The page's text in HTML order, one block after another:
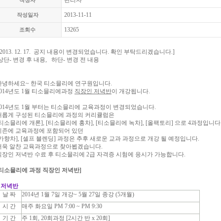
작성일자 2013-11-11
조회수 13265
12. 17. 공지 내용이 변경되었습니다. 확인 부탁드리겠습니다.]
단- 변경 후 내용, 하단- 변경 전 내용
녕하세요~ 한국 티소믈리에 연구원입니다.
년도 1월 티소믈리에과정 직장인 저녁반이 개강됩니다.
년도 1월 부터는 티소믈리에 교육과정이 변경되었습니다.
롭게 구성된 티소믈리에 과정의 커리큘럼은
소믈리에 개론], [티소믈리에 홍차], [티소믈리에 녹차], [올팩토리] 으로 4과정입니
존에 교육과정에 포함되어 있던
향차], [셀프 블렌딩] 과정은 추후 새로운 교과 과정으로 개강 될 예정입니다.
욱 알찬 교육과정으로 찾아뵙겠습니다.
장인 저녁반 수료 후 티소믈리에 2급 자격증 시험에 응시가 가능합니다.
소믈리에 과정 직장인 저녁반]
녁반
날 짜
2014년 1월 7일 개강~ 5월 27일 종강 (5개월)
시 간
매주 화요일 PM 7:00 ~ PM 9:30
기 간
주 1회, 20회과정 [2시간 반 x 20회]